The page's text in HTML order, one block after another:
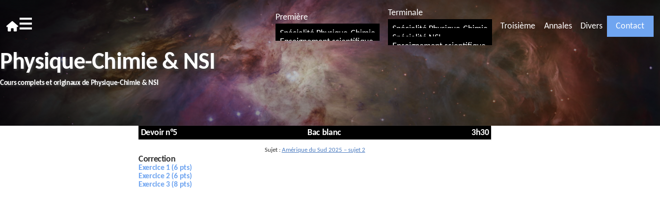
≡
Première
Spécialité Physique-Chimie
Enseignement scientifique
Terminale
Spécialité Physique-Chimie
Spécialité NSI
Enseignement scientifique
Troisième Annales Divers Contact
Physique-Chimie & NSI
Cours complets et originaux de Physique-Chimie & NSI
Devoir n°5 Bac blanc 3h30
Sujet : Amérique du Sud 2025 – sujet 2
Correction
Exercice 1 (6 pts)
Exercice 2 (6 pts)
Exercice 3 (8 pts)